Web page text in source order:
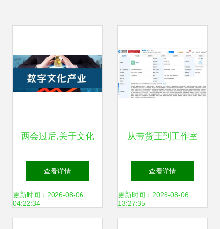
两会过后,关于文化
产业发展,我们总结
出这八大关键词
查看详情
更新时间：2026-08-06
04:22:34
从带货王到工作室
主理人 孟羽童“四
百萬”标签背后竟藏
查看详情
更新时间：2026-08-06
13:27:35